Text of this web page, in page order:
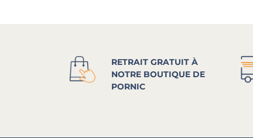
RETRAIT GRATUIT À
NOTRE BOUTIQUE DE
PORNIC